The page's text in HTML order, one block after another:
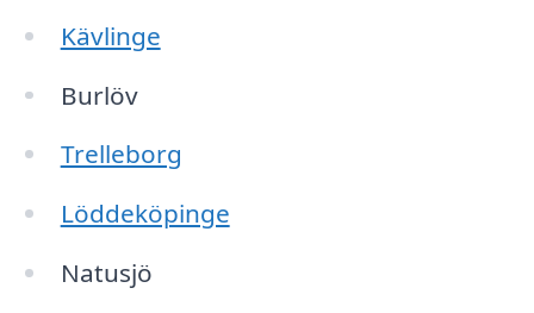
Kävlinge
Burlöv
Trelleborg
Löddeköpinge
Natusjö